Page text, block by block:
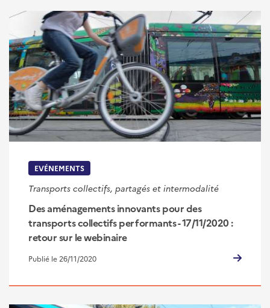
EVÉNEMENTS
Transports collectifs, partagés et intermodalité
Des aménagements innovants pour des
transports collectifs performants - 17/11/2020 :
retour sur le webinaire
Publié le 26/11/2020